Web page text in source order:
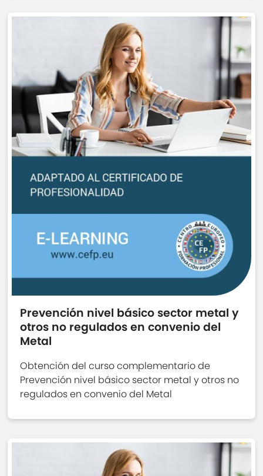
Prevención nivel básico sector metal y
otros no regulados en convenio del
Metal
Obtención del curso complementario de
Prevención nivel básico sector metal y otros no
regulados en convenio del Metal